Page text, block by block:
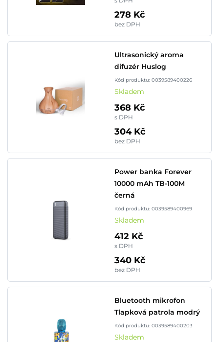
278 Kč
bez DPH
Ultrasonický aroma
difuzér Huslog
Kód produktu: 0039589400226
Skladem
368 Kč
s DPH
304 Kč
bez DPH
Power banka Forever
10000 mAh TB-100M
černá
Kód produktu: 0039589400969
Skladem
412 Kč
s DPH
340 Kč
bez DPH
Bluetooth mikrofon
Tlapková patrola modrý
Kód produktu: 0039589400203
Skladem